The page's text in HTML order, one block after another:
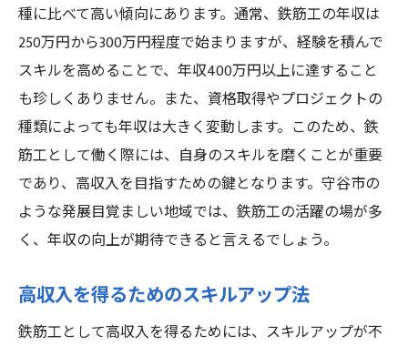
種に比べて高い傾向にあります。通常、鉄筋工の年収は
250万円から300万円程度で始まりますが、経験を積んで
スキルを高めることで、年収400万円以上に達すること
も珍しくありません。また、資格取得やプロジェクトの
種類によっても年収は大きく変動します。このため、鉄
筋工として働く際には、自身のスキルを磨くことが重要
であり、高収入を目指すための鍵となります。守谷市の
ような発展目覚ましい地域では、鉄筋工の活躍の場が多
く、年収の向上が期待できると言えるでしょう。
高収入を得るためのスキルアップ法
鉄筋工として高収入を得るためには、スキルアップが不